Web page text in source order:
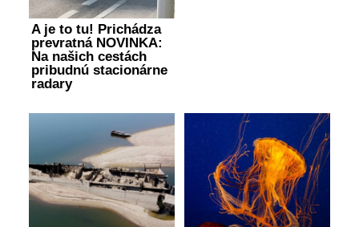
A je to tu! Prichádza
prevratná NOVINKA:
Na našich cestách
pribudnú stacionárne
radary